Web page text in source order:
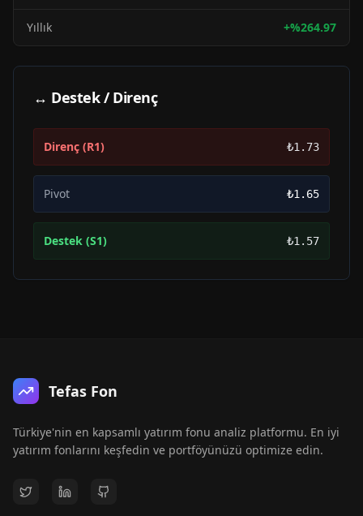
Yıllık +%264.97
↔ Destek / Direnç
Direnç (R1) ₺1.73
Pivot ₺1.65
Destek (S1) ₺1.57
Tefas Fon
Türkiye'nin en kapsamlı yatırım fonu analiz platformu. En iyi
yatırım fonlarını keşfedin ve portföyünüzü optimize edin.